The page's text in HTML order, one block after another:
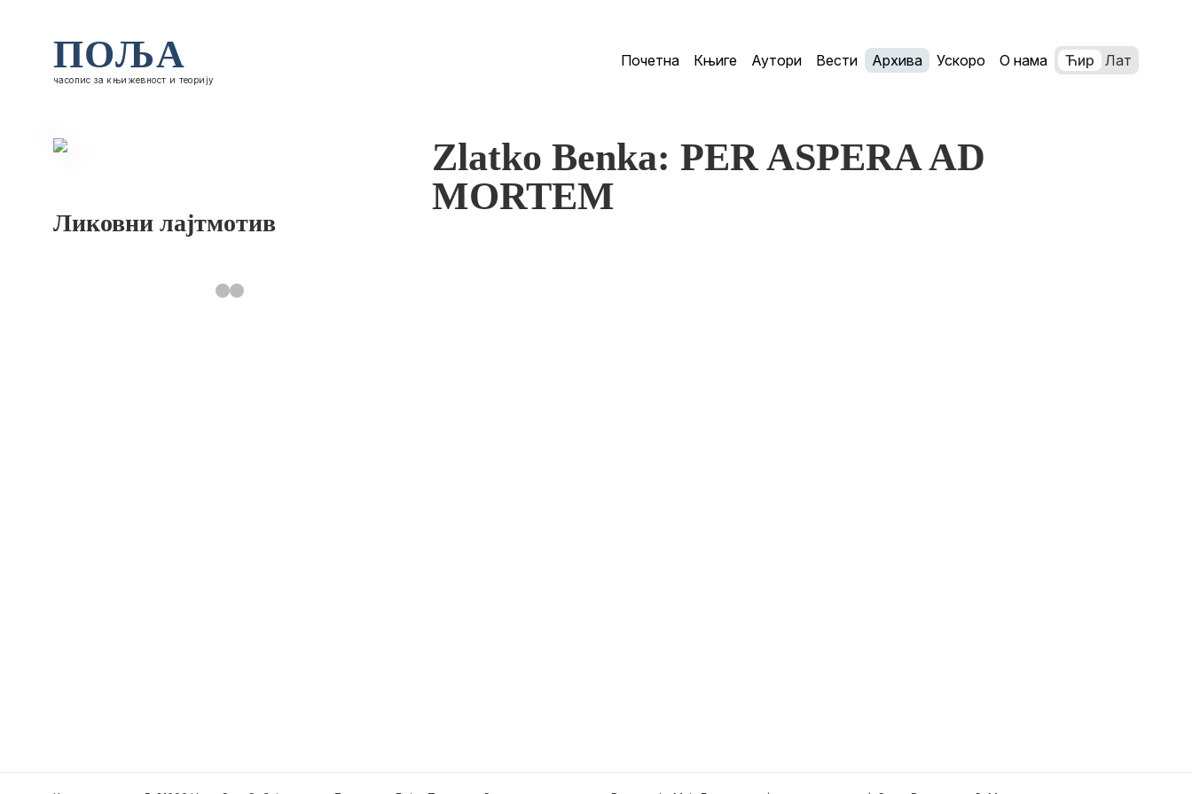
ПОЉА
часопис за књижевност и теорију
Почетна Књиге Аутори Вести Архива Ускоро О нама Ћир Лат
Ликовни лајтмотив
Zlatko Benka: PER ASPERA AD
MORTEM